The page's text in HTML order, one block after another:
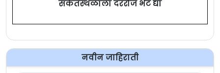
संकेतस्थळाला दररोज भेट द्या
नवीन जाहिराती